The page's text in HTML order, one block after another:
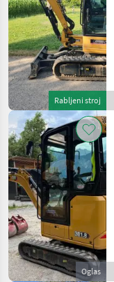
Rabljeni stroj
Oglas